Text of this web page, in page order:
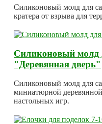
Силиконовый молд для
кратера от взрыва для
Силиконовый молд
"Деревянная дверь"
Силиконовый молд для
миниатюрной
настольных игр.